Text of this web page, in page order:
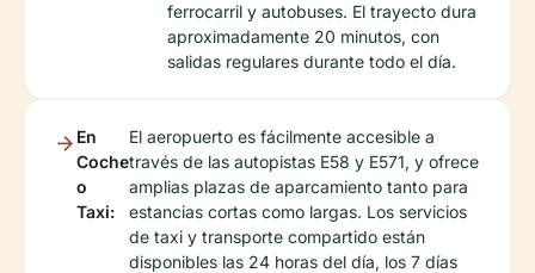
ferrocarril y autobuses. El trayecto dura
aproximadamente 20 minutos, con
salidas regulares durante todo el día.
En
Coche
o
Taxi:
El aeropuerto es fácilmente accesible a
través de las autopistas E58 y E571, y ofrece
amplias plazas de aparcamiento tanto para
estancias cortas como largas. Los servicios
de taxi y transporte compartido están
disponibles las 24 horas del día, los 7 días